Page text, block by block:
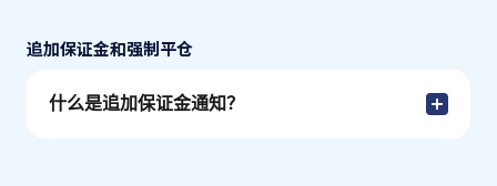
追加保证金和强制平仓
什么是追加保证金通知？